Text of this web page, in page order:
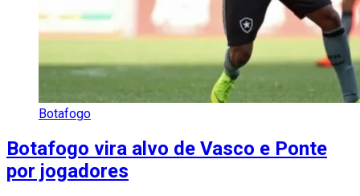
Botafogo
Botafogo vira alvo de Vasco e Ponte
por jogadores